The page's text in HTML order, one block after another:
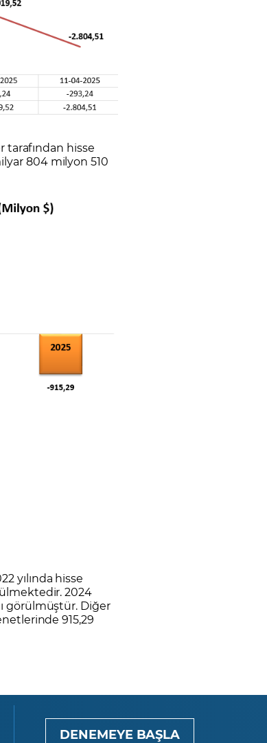
tarafından hisse
804 milyon 510
yılında hisse
2024
görülmüştür. Diğer
915,29
DENEMEYE BAŞLA